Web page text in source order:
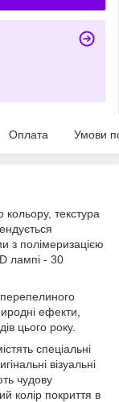
Оплата Умови
кольору, текстура
з полімеризацією
лампі - 30
ефекти,
цього року.
спеціальні
візуальні
чудову
колір покриття в